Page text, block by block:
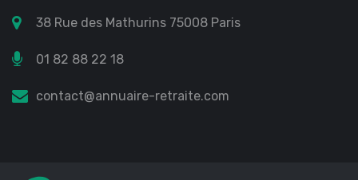
38 Rue des Mathurins 75008 Paris
01 82 88 22 18
contact@annuaire-retraite.com